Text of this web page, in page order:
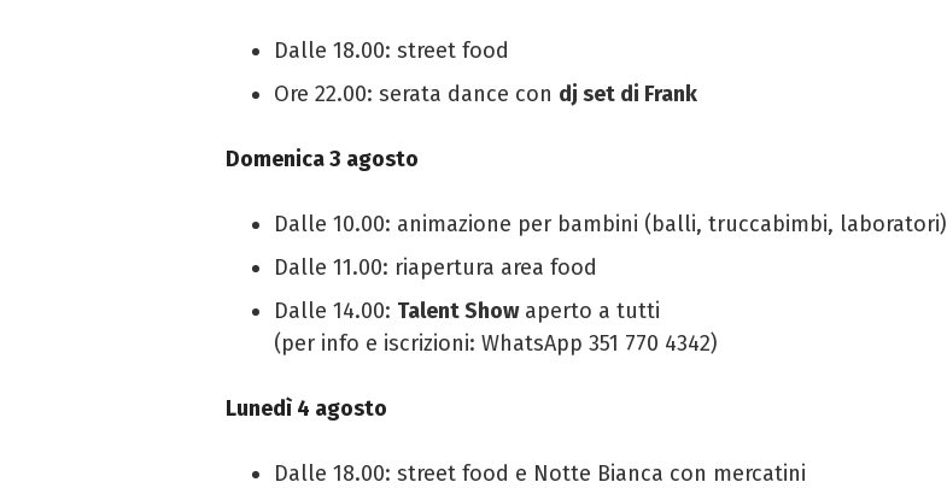
Dalle 18.00: street food
Ore 22.00: serata dance con dj set di Frank
Domenica 3 agosto
Dalle 10.00: animazione per bambini (balli, truccabimbi, laboratori)
Dalle 11.00: riapertura area food
Dalle 14.00: Talent Showaperto a tutti
(per info e iscrizioni: WhatsApp 351 770 4342)
Lunedì 4 agosto
Dalle 18.00: street food e Notte Bianca con mercatini